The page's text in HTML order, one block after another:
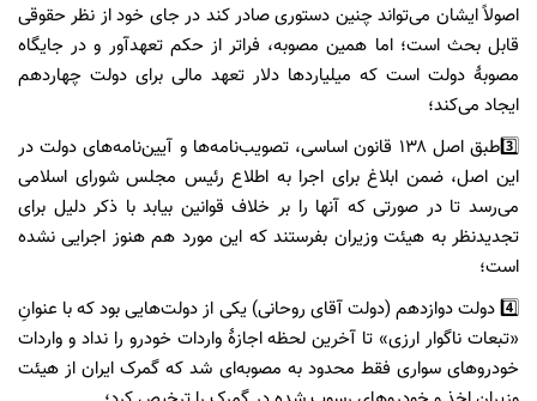
اصولاً ایشان می‌تواند چنین دستوری صادر کند در جای خود از نظر حقوقی
قابل بحث است؛ اما همین مصوبه، فراتر از حکم تعهدآور و در جایگاه
مصوبهٔ دولت است که میلیاردها دلار تعهد مالی برای دولت چهاردهم
ایجاد می‌کند؛
3️⃣طبق اصل ۱۳۸ قانون اساسی، تصویب‌نامه‌ها و آیین‌نامه‌های دولت در
این اصل‏، ضمن ابلاغ برای اجرا به اطلاع رئیس مجلس شورای اسلامی
می‌رسد تا در صورتی که آنها را بر خلاف قوانین بیابد با ذکر دلیل برای
تجدیدنظر به هیئت وزیران بفرستند که این مورد هم هنوز اجرایی نشده
است؛
4️⃣ دولت دوازدهم (دولت آقای روحانی) یکی از دولت‌هایی بود که با عنوانِ
«تبعات ناگوار ارزی» تا آخرین لحظه اجازهٔ واردات خودرو را نداد و واردات
خودروهای سواری فقط محدود به مصوبه‌ای شد که گمرک ایران از هیئت